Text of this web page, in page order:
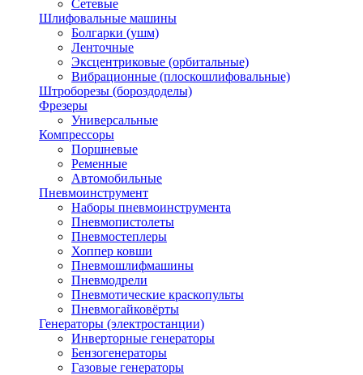
Сетевые
Шлифовальные машины
Болгарки (ушм)
Ленточные
Эксцентриковые (орбитальные)
Вибрационные (плоскошлифовальные)
Штроборезы (бороздоделы)
Фрезеры
Универсальные
Компрессоры
Поршневые
Ременные
Автомобильные
Пневмоинструмент
Наборы пневмоинструмента
Пневмопистолеты
Пневмостеплеры
Хоппер ковши
Пневмошлифмашины
Пневмодрели
Пневмотические краскопульты
Пневмогайковёрты
Генераторы (электростанции)
Инверторные генераторы
Бензогенераторы
Газовые генераторы